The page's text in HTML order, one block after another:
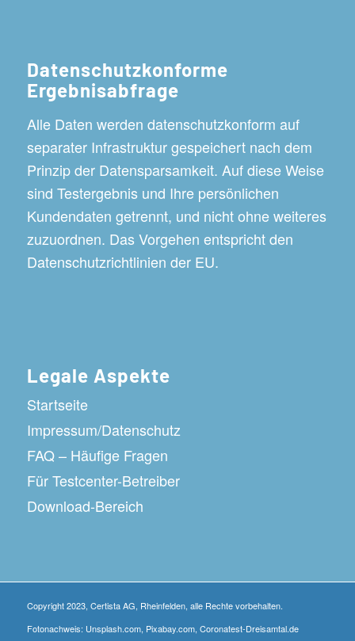
Datenschutzkonforme
Ergebnisabfrage
Alle Daten werden datenschutzkonform auf
separater Infrastruktur gespeichert nach dem
Prinzip der Datensparsamkeit. Auf diese Weise
sind Testergebnis und Ihre persönlichen
Kundendaten getrennt, und nicht ohne weiteres
zuzuordnen. Das Vorgehen entspricht den
Datenschutzrichtlinien der EU.
Legale Aspekte
Startseite
Impressum/Datenschutz
FAQ – Häufige Fragen
Für Testcenter-Betreiber
Download-Bereich
Copyright 2023, Certista AG, Rheinfelden, alle Rechte vorbehalten.
Fotonachweis: Unsplash.com, Pixabay.com, Coronatest-Dreisamtal.de